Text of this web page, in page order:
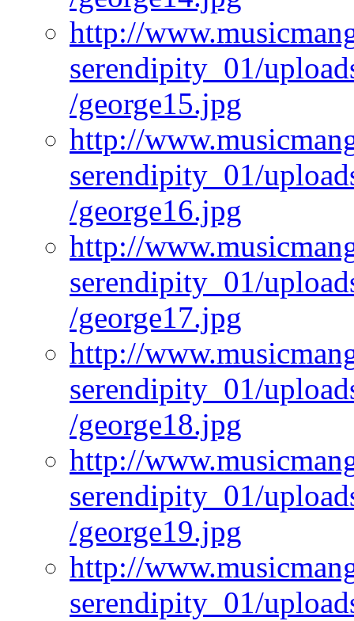
http://
serendipity_01/
/george15.jpg
http://
serendipity_01/
/george16.jpg
http://
serendipity_01/
/george17.jpg
http://
serendipity_01/
/george18.jpg
http://
serendipity_01/
/george19.jpg
http://
serendipity_01/